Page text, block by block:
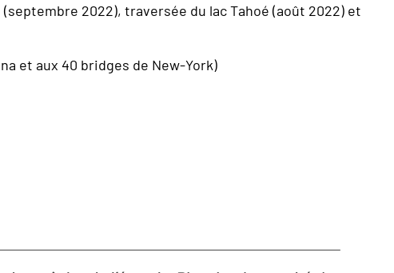
2022), traversée du lac Tahoé (août 2022) et
et aux 40 bridges de New-York)